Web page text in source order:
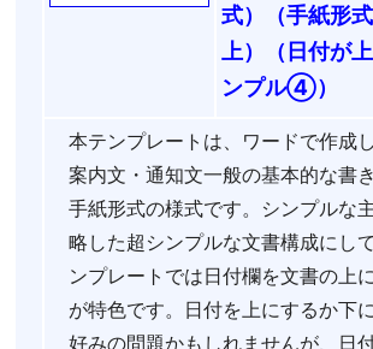
式）（手紙形
上）（日付が
ンプル④）
本テンプレートは、ワードで作成
案内文・通知文一般の基本的な書
手紙形式の様式です。シンプルな
略した超シンプルな文書構成にし
ンプレートでは日付欄を文書の上
が特色です。日付を上にするか下
好みの問題かもしれませんが、日